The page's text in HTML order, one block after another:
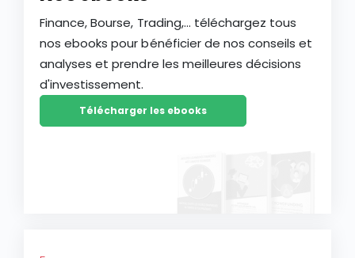
Finance, Bourse, Trading,... téléchargez tous
nos ebooks pour bénéficier de nos conseils et
analyses et prendre les meilleures décisions
d'investissement.
Télécharger les ebooks